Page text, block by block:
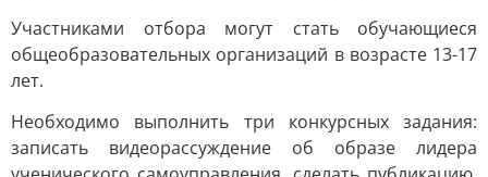
Участниками отбора могут стать обучающиеся
общеобразовательных организаций в возрасте 13-17
лет.
Необходимо выполнить три конкурсных задания:
записать видеорассуждение об образе лидера